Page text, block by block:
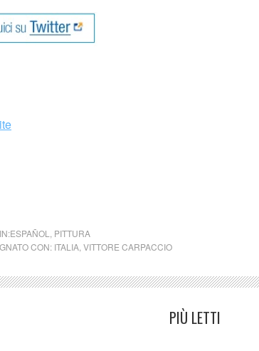
ESPAÑOL
PITTURA
CON: ITALIA VITTORE CARPACCIO
PIÙ LETTI